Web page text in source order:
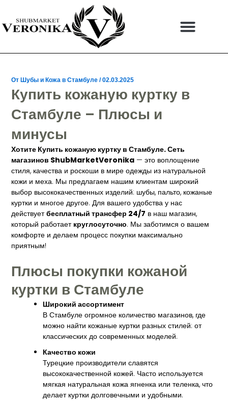
содержимому
ОтШубы и Кожа в Стамбуле/02.03.2025
Купить кожаную куртку в
Стамбуле – Плюсы и
минусы
Хотите Купить кожаную куртку в Стамбуле. Сеть
магазинов ShubMarketVeronika — это воплощение
стиля, качества и роскоши в мире одежды из натуральной
кожи и меха. Мы предлагаем нашим клиентам широкий
выбор высококачественных изделий: шубы, пальто, кожаные
куртки и многое другое. Для вашего удобства у нас
действуетбесплатный трансфер 24/7 в наш магазин,
который работает круглосуточно. Мы заботимся о вашем
комфорте и делаем процесс покупки максимально
приятным!
Плюсы покупки кожаной
куртки в Стамбуле
Широкий ассортимент
В Стамбуле огромное количество магазинов, где
можно найти кожаные куртки разных стилей: от
классических до современных моделей.
Качество кожи
Турецкие производители славятся
высококачественной кожей. Часто используется
мягкая натуральная кожа ягненка или теленка, что
делает куртки долговечными и удобными.
записям